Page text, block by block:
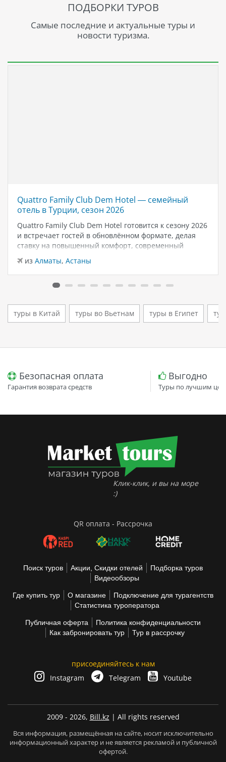
ПОДБОРКИ ТУРОВ
Самые последние и актуальные туры и
новости туризма.
Quattro Family Club Dem Hotel — семейный
отель в Турции, сезон 2026
Quattro Family Club Dem Hotel готовится к сезону 2026
и встречает гостей в обновлённом формате, делая
ставку на повышенный комфорт, современный
моря. Отель остаётся популярным выбором для тех,
кто ищет семейный отель в…
из Алматы, Астаны
туры в Китай туры во Вьетнам туры в Египет
Безопасная оплата
Гарантия возврата средств
Выгодно
Туры по лучшим
Клик-клик, и вы на море
:)
QR оплата - Рассрочка
Поиск туров Акции, Скидки отелей
Подборка туров
Видеообзоры
Где купить тур О магазине
Подключение для турагентств
Статистика туроператора
Публичная оферта
Политика конфиденциальности
Как забронировать тур
Тур в рассрочку
присоединяйтесь к нам
Instagram
Telegram Youtube
2009 - 2026, Bill.kz | All rights reserved
Вся информация, размещённая на сайте, носит исключительно
информационный характер и не является рекламой и публичной
офертой.